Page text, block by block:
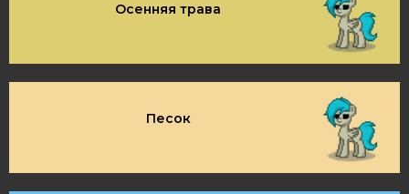
Осенняя трава
Песок